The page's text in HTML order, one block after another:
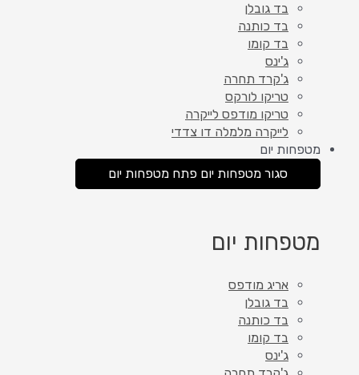
בד גובלן
בד כותנה
בד קומו
ג'ינס
ג'קרד תחרה
טריקו לורקס
טריקו מודפס לייקרה
לייקרה מלמלה דו צדדי
מטפחות יום
סגור מטפחות יום פתח מטפחות יום
מטפחות יום
אריג מודפס
בד גובלן
בד כותנה
בד קומו
ג'ינס